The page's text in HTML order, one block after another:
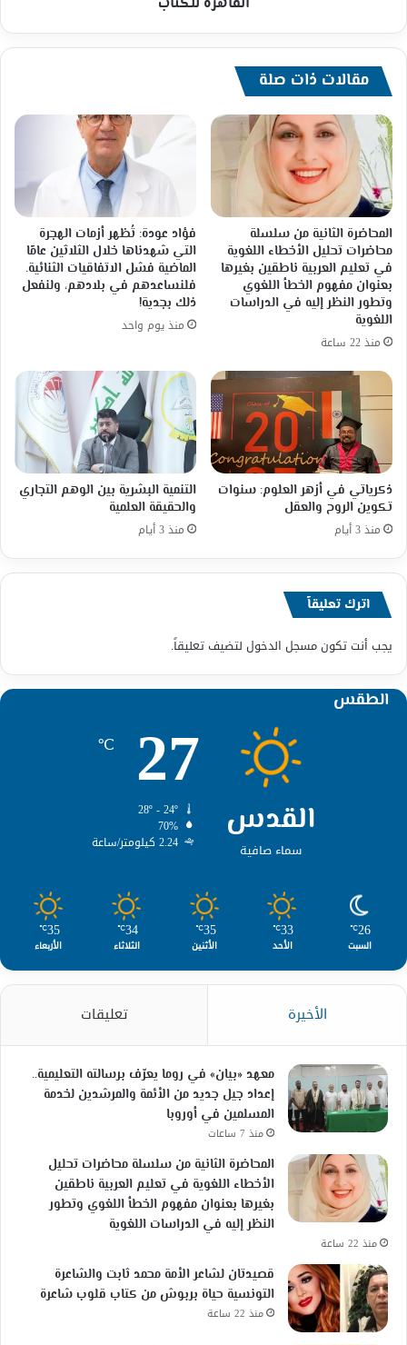
فاطمة
والنورسي
بمعرض
القاهرة
للكتاب
مقالات ذات صلة
المحاضرة الثانية من سلسلة
محاضرات تحليل الأخطاء اللغوية
في تعليم العربية ناطقين بغيرها
بعنوان مفهوم الخطأ اللغوي
وتطور النظر إليه في الدراسات
اللغوية
منذ 22 ساعة
فؤاد عودة: تُظهر أزمات الهجرة
التي شهدناها خلال الثلاثين عامًا
الماضية فشل الاتفاقيات الثنائية.
فلنساعدهم في بلادهم، ولنفعل
ذلك بجدية!
منذ يوم واحد
ذكرياتي في أزهر العلوم: سنوات
تكوين الروح والعقل
منذ 3 أيام
التنمية البشرية بين الوهم التجاري
والحقيقة العلمية
منذ 3 أيام
اترك تعليقاً
يجب أنت تكونمسجل الدخول لتضيف تعليقاً.
الطقس
القدس
سماء صافية
27
℃
70%
2.24 كيلومتر/ساعة
26
℃
السبت
33
℃
الأحد
35
℃
الأثنين
34
℃
الثلاثاء
35
℃
الأربعاء
الأخيرة تعليقات
معهد «بيان» في روما يعرّف برسالته التعليمية..
إعداد جيل جديد من الأئمة والمرشدين لخدمة
المسلمين في أوروبا
منذ 7 ساعات
المحاضرة الثانية من سلسلة محاضرات تحليل
الأخطاء اللغوية في تعليم العربية ناطقين
بغيرها بعنوان مفهوم الخطأ اللغوي وتطور
النظر إليه في الدراسات اللغوية
منذ 22 ساعة
قصيدتان لشاعر الأمة محمد ثابت والشاعرة
التونسية حياة بربوش من كتاب قلوب شاعرة
منذ 22 ساعة